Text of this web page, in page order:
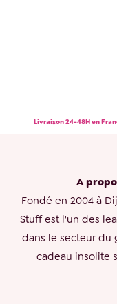
Livraison 24-48H en
A
Fondé en 2004 à
Stuff est l'un des
dans le secteur du
cadeau insolite